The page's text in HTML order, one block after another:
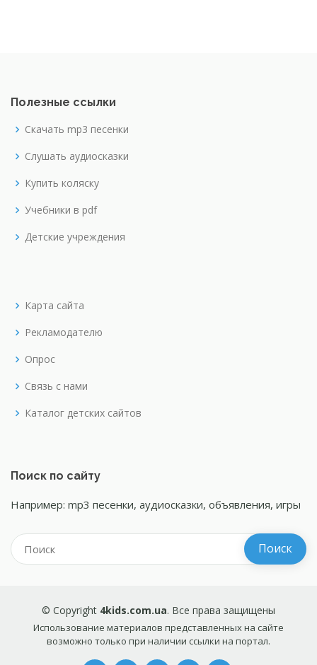
Полезные ссылки
Скачать mp3 песенки
Слушать аудиосказки
Купить коляску
Учебники в pdf
Детские учреждения
Карта сайта
Рекламодателю
Опрос
Связь с нами
Каталог детских сайтов
Поиск по сайту
Например: mp3 песенки, аудиосказки, объявления, игры
© Copyright 4kids.com.ua. Все права защищены
Использование материалов представленных на сайте
возможно только при наличии ссылки на портал.